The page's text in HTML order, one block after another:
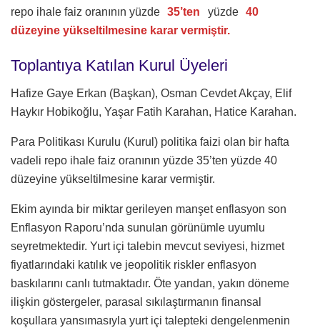
repo ihale faiz oranının yüzde
35’ten yüzde 40
düzeyine yükseltilmesine karar vermiştir.
Toplantıya Katılan Kurul Üyeleri
Hafize Gaye Erkan (Başkan), Osman Cevdet Akçay, Elif
Haykır Hobikoğlu, Yaşar Fatih Karahan, Hatice Karahan.
Para Politikası Kurulu (Kurul) politika faizi olan bir hafta
vadeli repo ihale faiz oranının yüzde 35’ten yüzde 40
düzeyine yükseltilmesine karar vermiştir.
Ekim ayında bir miktar gerileyen manşet enflasyon son
Enflasyon Raporu’nda sunulan görünümle uyumlu
seyretmektedir. Yurt içi talebin mevcut seviyesi, hizmet
fiyatlarındaki katılık ve jeopolitik riskler enflasyon
baskılarını canlı tutmaktadır. Öte yandan, yakın döneme
ilişkin göstergeler, parasal sıkılaştırmanın finansal
koşullara yansımasıyla yurt içi talepteki dengelenmenin